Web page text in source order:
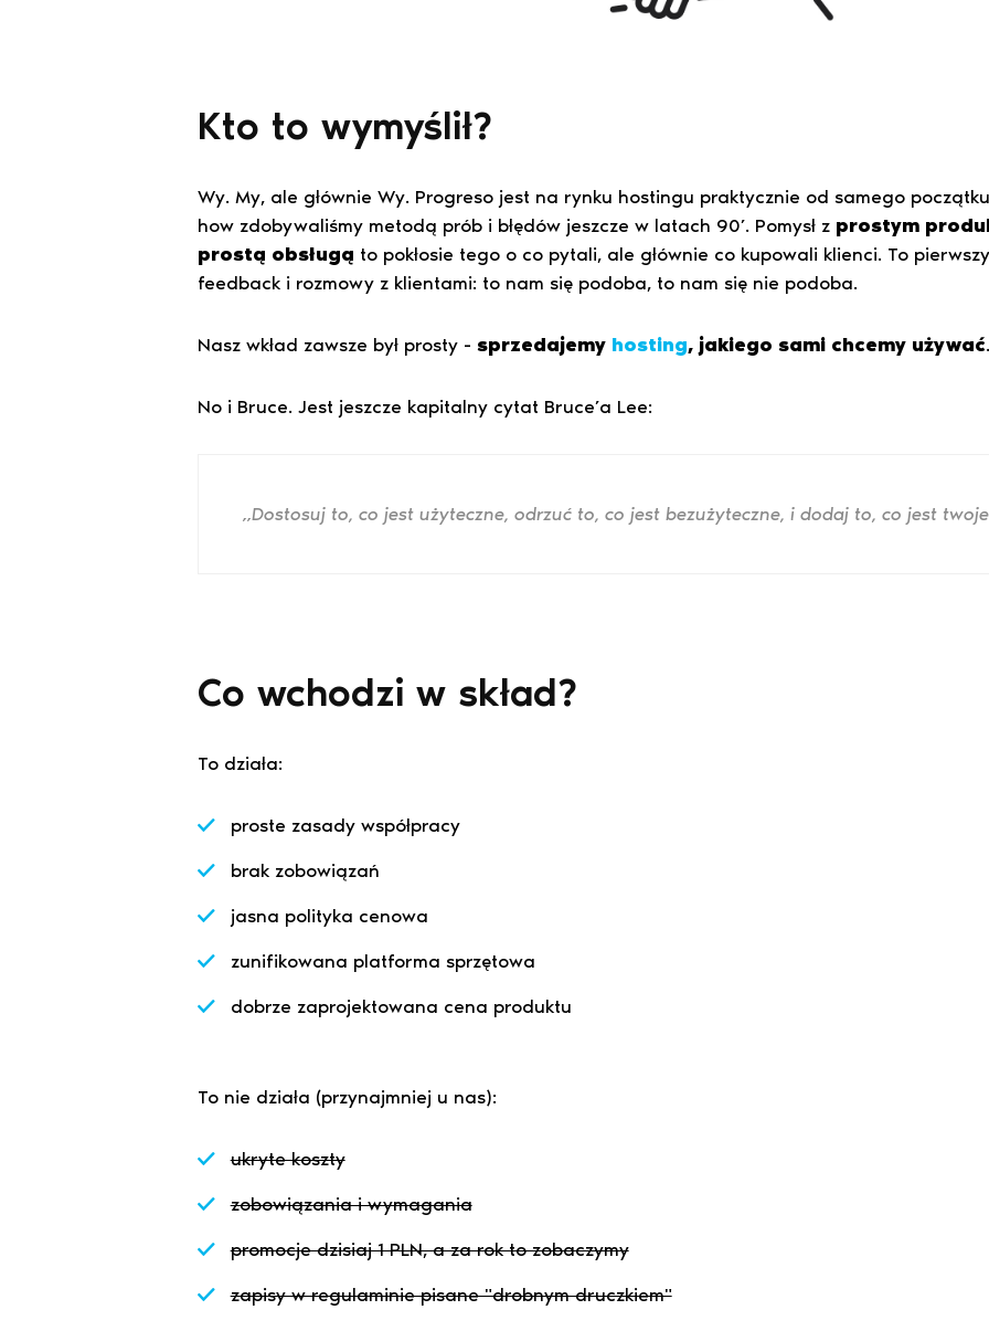
Kto to wymyślił?
Wy. My, ale głównie Wy. Progreso jest na rynku hostingu praktycznie od samego
how zdobywaliśmy metodą prób i błędów jeszcze w latach 90’. Pomysł z prostym
prostą obsługą to pokłosie tego o co pytali, ale głównie co kupowali klienci. To
feedback i rozmowy z klientami: to nam się podoba, to nam się nie podoba.
Nasz wkład zawsze był prosty - sprzedajemy hosting, jakiego sami chcemy używać.
No i Bruce. Jest jeszcze kapitalny cytat Bruce’a Lee:
„Dostosuj to, co jest użyteczne, odrzuć to, co jest bezużyteczne, i dodaj to, co jest
Co wchodzi w skład?
To działa:
proste zasady współpracy
brak zobowiązań
jasna polityka cenowa
zunifikowana platforma sprzętowa
dobrze zaprojektowana cena produktu
To nie działa (przynajmniej u nas):
ukryte koszty
zobowiązania i wymagania
promocje dzisiaj 1 PLN, a za rok to zobaczymy
zapisy w regulaminie pisane "drobnym druczkiem"